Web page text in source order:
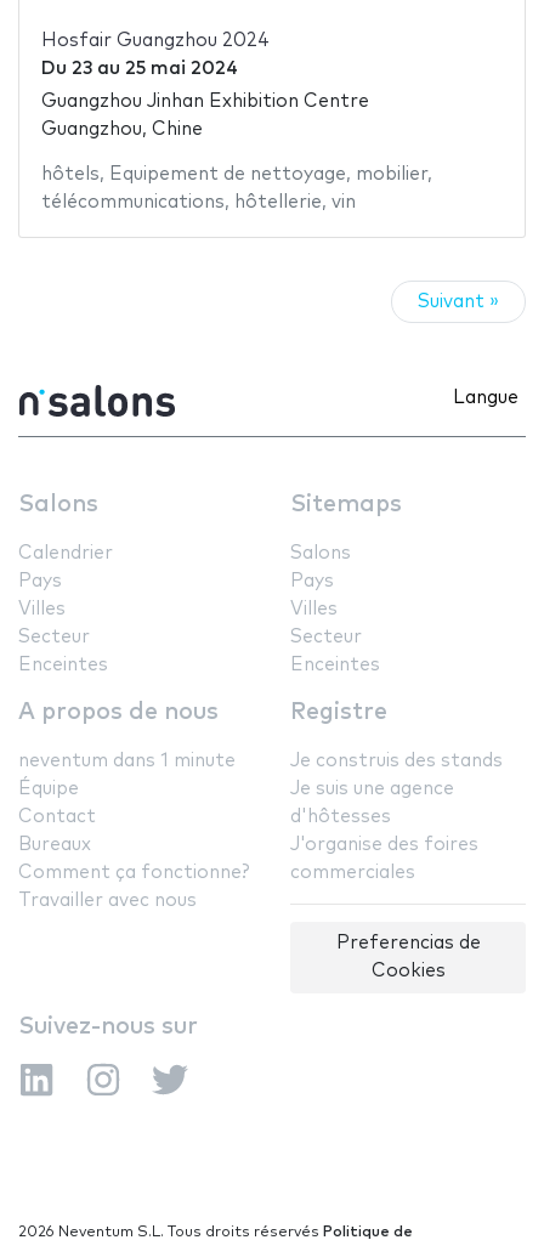
Hosfair Guangzhou 2024
Du 23au 25 mai 2024
Guangzhou Jinhan Exhibition Centre
Guangzhou, Chine
hôtels, Equipement de nettoyage, mobilier,
télécommunications, hôtellerie, vin
Suivant »
Langue
Salons
Calendrier
Pays
Villes
Secteur
Enceintes
Sitemaps
Salons
Pays
Villes
Secteur
Enceintes
A propos de nous
neventum dans 1 minute
Équipe
Contact
Bureaux
Comment ça fonctionne?
Travailler avec nous
Registre
Je construis des stands
Je suis une agence
d'hôtesses
J'organise des foires
commerciales
Preferencias de
Cookies
Suivez-nous sur
2026 Neventum S.L. Tous droits réservés Politique de